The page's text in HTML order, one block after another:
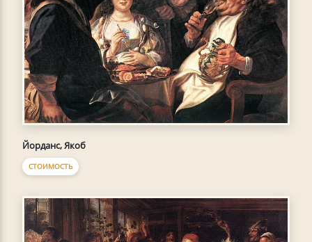
Йорданс, Якоб
СТОИМОСТЬ